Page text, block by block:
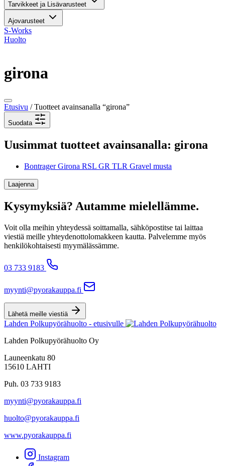
Tarvikkeet ja Lisävarusteet
Ajovarusteet
S-Works
Huolto
girona
Etusivu / Tuotteet avainsanalla “girona”
Suodata
Uusimmat tuotteet avainsanalla: girona
Bontrager Girona RSL GR TLR Gravel musta
Laajenna
Kysymyksiä? Autamme mielellämme.
Voit olla meihin yhteydessä soittamalla, sähköpostitse tai laittaa
viestiä meille yhteydenottolomakkeen kautta. Palvelemme myös
henkilökohtaisesti myymälässämme.
03 733 9183
myynti@pyorakauppa.fi
Lähetä meille viestiä
Lahden Polkupyörähuolto - etusivulle
Lahden Polkupyörähuolto Oy
Launeenkatu 80
15610 LAHTI
Puh. 03 733 9183
myynti@pyorakauppa.fi
huolto@pyorakauppa.fi
www.pyorakauppa.fi
Instagram